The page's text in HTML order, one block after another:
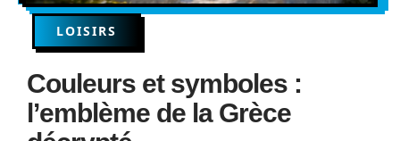
LOISIRS
Couleurs et symboles :
l’emblème de la Grèce